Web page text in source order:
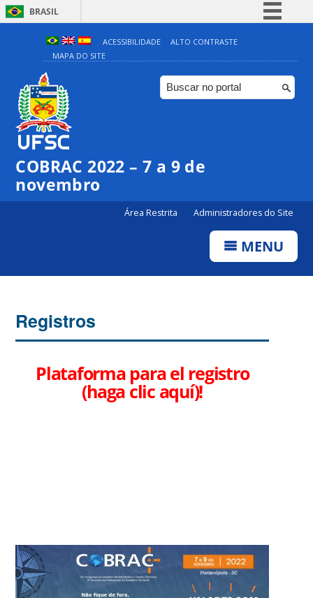
BRASIL
Simplifique!
Comunica BR
Participe
ACESSIBILIDADE
ALTO CONTRASTE
MAPA DO SITE
COBRAC 2022 – 7 a 9 de
novembro
Área Restrita Administradores do Site
MENU
Registros
Plataforma para el registro
(haga clic aquí)!